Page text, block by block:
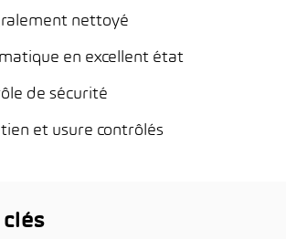
nettoyé
en excellent état
de sécurité
et usure contrôlés